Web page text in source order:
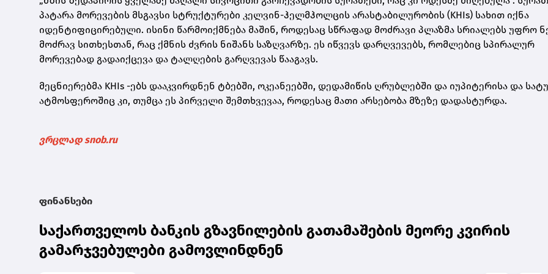
პატარა მორევების მსგავსი სტრუქტურები კელვინ-ჰელმჰოლცის არასტაბილურობის (KHIs) სახით იქნა
იდენტიფიცირებული. ისინი წარმოიქმნება მაშინ, როდესაც სწრაფად მოძრავი პლაზმა სრიალებს უფრო
მოძრავ სითხესთან, რაც ქმნის ძვრის ნიშანს საზღვარზე. ეს იწვევს დარღვევებს, რომლებიც სპირალურ
მორევებად გადაიქცევა და ტალღების გარღვევას წააგავს.
მეცნიერებმა KHIs -ებს დააკვირდნენ ტბებში, ოკეანეებში, დედამიწის ღრუბლებში და იუპიტერისა და
ატმოსფეროშიც კი, თუმცა ეს პირველი შემთხვევაა, როდესაც მათი არსებობა მზეზე დადასტურდა.
ვრცლად snob.ru
ფინანსები
საქართველოს ბანკის გზავნილების გათამაშების მეორე კვირის
გამარჯვებულები გამოვლინდნენ